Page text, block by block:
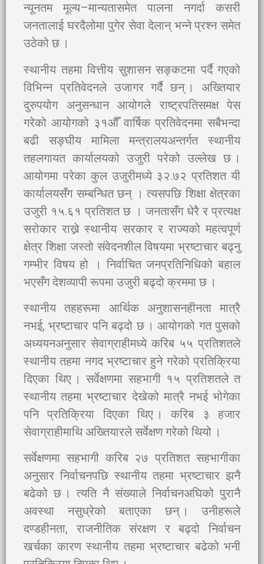
न्यूनतम मूल्य–मान्यतासमेत पालना नगर्दा कसरी
जनतालाई घरदैलोमा पुगेर सेवा देलान् भन्ने प्रश्न समेत
उठेको छ ।
स्थानीय तहमा वित्तीय सुशासन सङ्कटमा पर्दै गएको
विभिन्न प्रतिवेदनले उजागर गर्दै छन् । अख्तियार
दुरुपयोग अनुसन्धान आयोगले राष्ट्रपतिसमक्ष पेस
गरेको आयोगको ३१औँ वार्षिक प्रतिवेदनमा सबैभन्दा
बढी सङ्घीय मामिला मन्त्रालयअन्तर्गत स्थानीय
तहलगायत कार्यालयको उजुरी परेको उल्लेख छ ।
आयोगमा परेका कुल उजुरीमध्ये ३२.७२ प्रतिशत यी
कार्यालयसँग सम्बन्धित छन् । त्यसपछि शिक्षा क्षेत्रका
उजुरी १५.६१ प्रतिशत छ । जनतासँग धेरै र प्रत्यक्ष
सरोकार राख्ने स्थानीय सरकार र राज्यको महत्वपूर्ण
क्षेत्र शिक्षा जस्तो संवेदनशील विषयमा भ्रष्टाचार बढ्नु
गम्भीर विषय हो । निर्वाचित जनप्रतिनिधिको बहाल
भएसँग देशव्यापी रूपमा उजुरी बढ्दो क्रममा छ ।
स्थानीय तहहरूमा आर्थिक अनुशासनहीनता मात्रै
नभई, भ्रष्टाचार पनि बढ्दो छ । आयोगको गत पुसको
अध्ययनअनुसार सेवाग्राहीमध्ये करिब ५५ प्रतिशतले
स्थानीय तहमा नगद भ्रष्टाचार हुने गरेको प्रतिक्रिया
दिएका थिए । सर्वेक्षणमा सहभागी १५ प्रतिशतले त
स्थानीय तहमा भ्रष्टाचार देखेको मात्रै नभई भोगेका
पनि प्रतिक्रिया दिएका थिए । करिब ३ हजार
सेवाग्राहीमाथि अख्तियारले सर्वेक्षण गरेको थियो ।
सर्वेक्षणमा सहभागी करिब २७ प्रतिशत सहभागीका
अनुसार निर्वाचनपछि स्थानीय तहमा भ्रष्टाचार झनै
बढेको छ । त्यति नै संख्याले निर्वाचनअघिको पुरानै
अवस्था नसुध्रेको बताएका छन् । उनीहरूले
दण्डहीनता, राजनीतिक संरक्षण र बढ्दो निर्वाचन
खर्चका कारण स्थानीय तहमा भ्रष्टाचार बढेको भनी